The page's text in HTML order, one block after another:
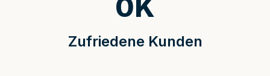
Zufriedene Kunden
0K